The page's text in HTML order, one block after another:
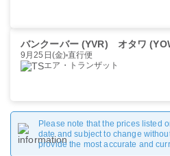
バンクーバー (YVR) オタワ
9月25日(金) 直行便
エア・トランザット
Please note that the prices listed
date and subject to change
provide the most accurate and